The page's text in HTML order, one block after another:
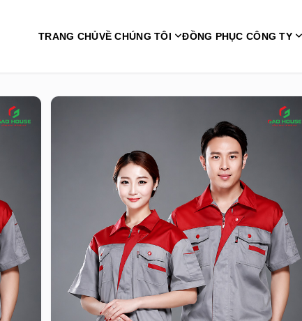
TRANG CHỦVỀ CHÚNG TÔI ĐỒNG PHỤC CÔNG TY